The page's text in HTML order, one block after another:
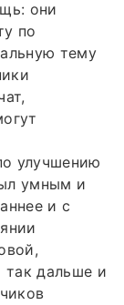
они
по
тему
улучшению
умным и
и с
так дальше и